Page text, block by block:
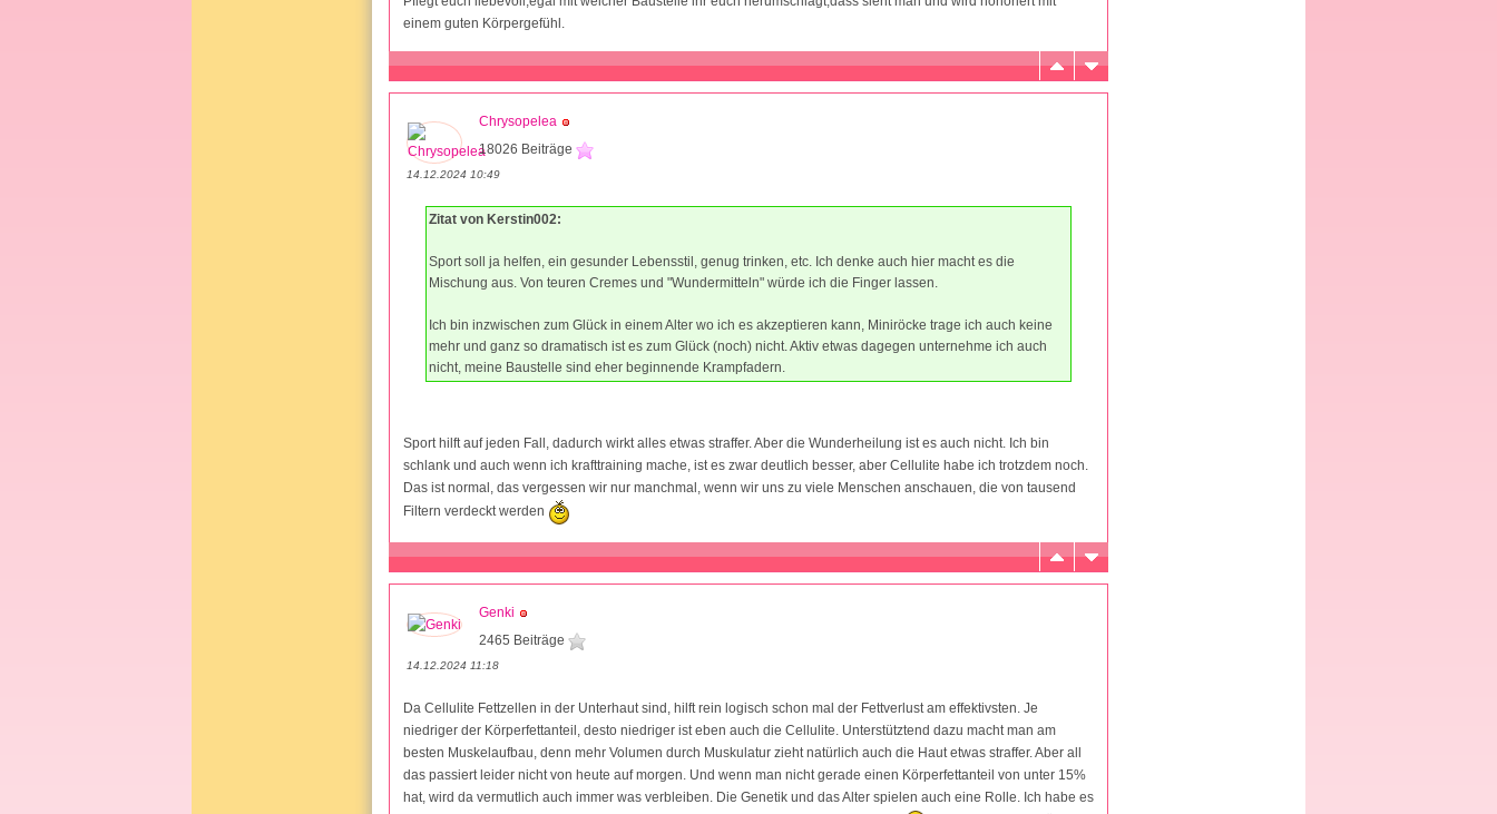
einem guten Körpergefühl.
Chrysopelea
18026 Beiträge
14.12.2024 10:49
Zitat von Kerstin002:
Sport soll ja helfen, ein gesunder Lebensstil, genug trinken, etc. Ich denke auch hier macht es die
Mischung aus. Von teuren Cremes und "Wundermitteln" würde ich die Finger lassen.
Ich bin inzwischen zum Glück in einem Alter wo ich es akzeptieren kann, Miniröcke trage ich auch keine
mehr und ganz so dramatisch ist es zum Glück (noch) nicht. Aktiv etwas dagegen unternehme ich auch
nicht, meine Baustelle sind eher beginnende Krampfadern.
Sport hilft auf jeden Fall, dadurch wirkt alles etwas straffer. Aber die Wunderheilung ist es auch nicht. Ich bin
schlank und auch wenn ich krafttraining mache, ist es zwar deutlich besser, aber Cellulite habe ich trotzdem noch.
Das ist normal, das vergessen wir nur manchmal, wenn wir uns zu viele Menschen anschauen, die von tausend
Filtern verdeckt werden
Genki
2465 Beiträge
14.12.2024 11:18
Da Cellulite Fettzellen in der Unterhaut sind, hilft rein logisch schon mal der Fettverlust am effektivsten. Je
niedriger der Körperfettanteil, desto niedriger ist eben auch die Cellulite. Unterstütztend dazu macht man am
besten Muskelaufbau, denn mehr Volumen durch Muskulatur zieht natürlich auch die Haut etwas straffer. Aber all
das passiert leider nicht von heute auf morgen. Und wenn man nicht gerade einen Körperfettanteil von unter 15%
hat, wird da vermutlich auch immer was verbleiben. Die Genetik und das Alter spielen auch eine Rolle. Ich habe es